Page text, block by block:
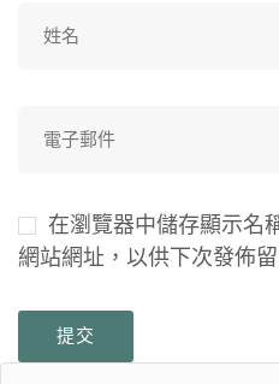
在瀏覽器中儲存顯示名
網站網址，以供下次發佈